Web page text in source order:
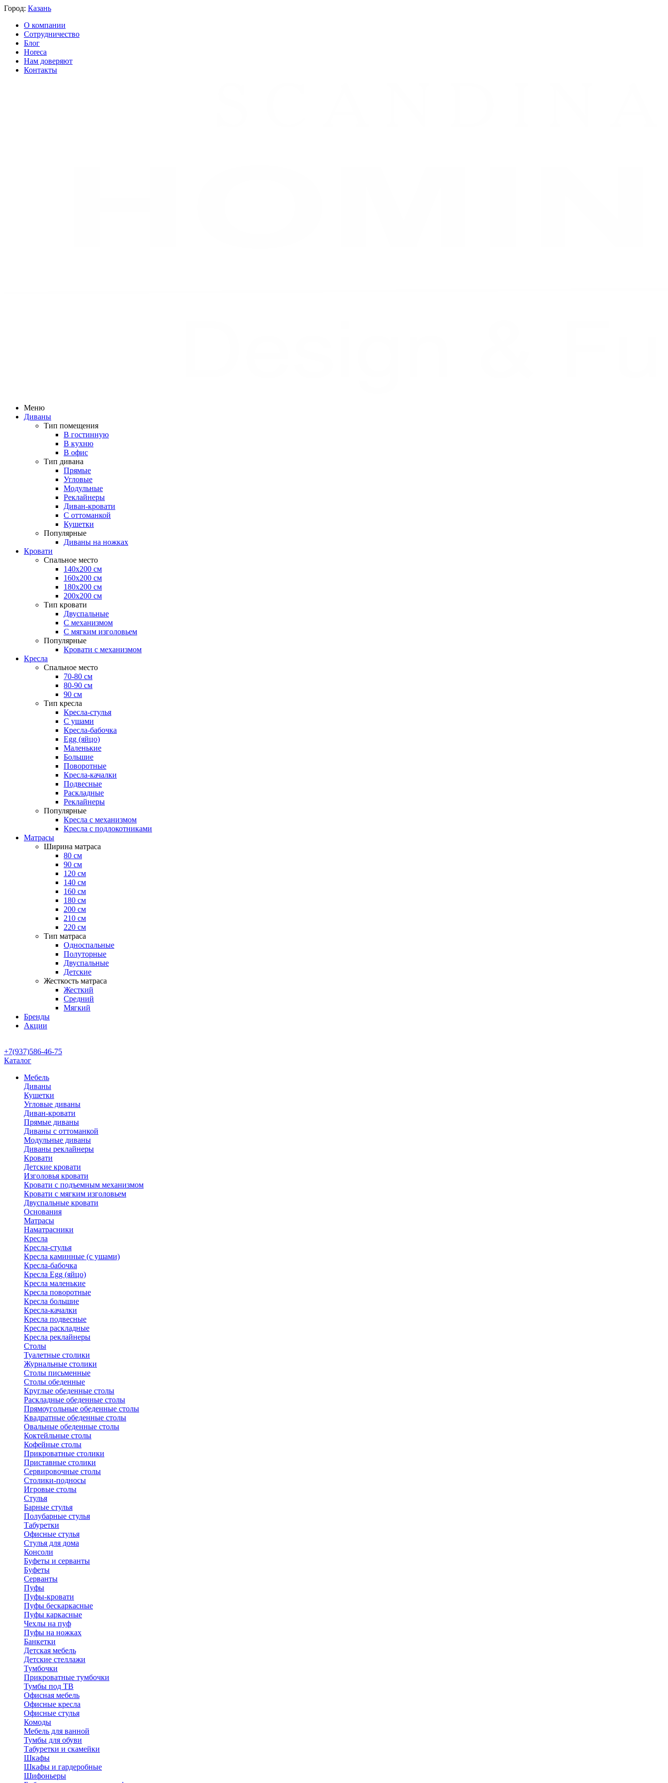
Город: Казань
О компании
Сотрудничество
Блог
Horeca
Нам доверяют
Контакты
Меню
Диваны
Тип помещения
В гостинную
В кухню
В офис
Тип дивана
Прямые
Угловые
Модульные
Реклайнеры
Диван-кровати
С оттоманкой
Кушетки
Популярные
Диваны на ножках
Кровати
Спальное место
140х200 см
160х200 см
180х200 см
200х200 см
Тип кровати
Двуспальные
С механизмом
С мягким изголовьем
Популярные
Кровати с механизмом
Кресла
Спальное место
70-80 см
80-90 см
90 см
Тип кресла
Кресла-стулья
С ушами
Кресла-бабочка
Egg (яйцо)
Маленькие
Большие
Поворотные
Кресла-качалки
Подвесные
Раскладные
Реклайнеры
Популярные
Кресла с механизмом
Кресла с подлокотниками
Матрасы
Ширина матраса
80 см
90 см
120 см
140 см
160 см
180 см
200 см
210 см
220 см
Тип матраса
Односпальные
Полуторные
Двуспальные
Детские
Жесткость матраса
Жесткий
Средний
Мягкий
Бренды
Акции
+7(937)586-46-75
Каталог
Мебель
Диваны
Кушетки
Угловые диваны
Диван-кровати
Прямые диваны
Диваны с оттоманкой
Модульные диваны
Диваны реклайнеры
Кровати
Детские кровати
Изголовья кровати
Кровати с подъемным механизмом
Кровати с мягким изголовьем
Двуспальные кровати
Основания
Матрасы
Наматрасники
Кресла
Кресла-стулья
Кресла каминные (с ушами)
Кресла-бабочка
Кресла Egg (яйцо)
Кресла маленькие
Кресла поворотные
Кресла большие
Кресла-качалки
Кресла подвесные
Кресла раскладные
Кресла реклайнеры
Столы
Туалетные столики
Журнальные столики
Столы письменные
Столы обеденные
Круглые обеденные столы
Раскладные обеденные столы
Прямоугольные обеденные столы
Квадратные обеденные столы
Овальные обеденные столы
Коктейльные столы
Кофейные столы
Прикроватные столики
Приставные столики
Сервировочные столы
Столики-подносы
Игровые столы
Стулья
Барные стулья
Полубарные стулья
Табуретки
Офисные стулья
Стулья для дома
Консоли
Буфеты и серванты
Буфеты
Серванты
Пуфы
Пуфы-кровати
Пуфы бескаркасные
Пуфы каркасные
Чехлы на пуф
Пуфы на ножках
Банкетки
Детская мебель
Детские стеллажи
Тумбочки
Прикроватные тумбочки
Тумбы под ТВ
Офисная мебель
Офисные кресла
Офисные стулья
Комоды
Мебель для ванной
Тумбы для обуви
Табуретки и скамейки
Шкафы
Шкафы и гардеробные
Шифоньеры